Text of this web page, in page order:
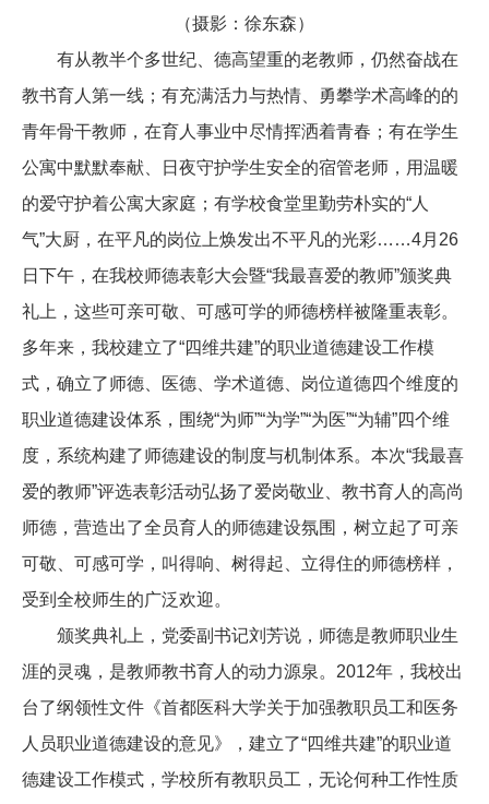
（摄影：徐东森）
有从教半个多世纪、德高望重的老教师，仍然奋战在
教书育人第一线；有充满活力与热情、勇攀学术高峰的的
青年骨干教师，在育人事业中尽情挥洒着青春；有在学生
公寓中默默奉献、日夜守护学生安全的宿管老师，用温暖
的爱守护着公寓大家庭；有学校食堂里勤劳朴实的“人
气”大厨，在平凡的岗位上焕发出不平凡的光彩……4月26
日下午，在我校师德表彰大会暨“我最喜爱的教师”颁奖典
礼上，这些可亲可敬、可感可学的师德榜样被隆重表彰。
多年来，我校建立了“四维共建”的职业道德建设工作模
式，确立了师德、医德、学术道德、岗位道德四个维度的
职业道德建设体系，围绕“为师”“为学”“为医”“为辅”四个维
度，系统构建了师德建设的制度与机制体系。本次“我最喜
爱的教师”评选表彰活动弘扬了爱岗敬业、教书育人的高尚
师德，营造出了全员育人的师德建设氛围，树立起了可亲
可敬、可感可学，叫得响、树得起、立得住的师德榜样，
受到全校师生的广泛欢迎。
颁奖典礼上，党委副书记刘芳说，师德是教师职业生
涯的灵魂，是教师教书育人的动力源泉。2012年，我校出
台了纲领性文件《首都医科大学关于加强教职员工和医务
人员职业道德建设的意见》，建立了“四维共建”的职业道
德建设工作模式，学校所有教职员工，无论何种工作性质